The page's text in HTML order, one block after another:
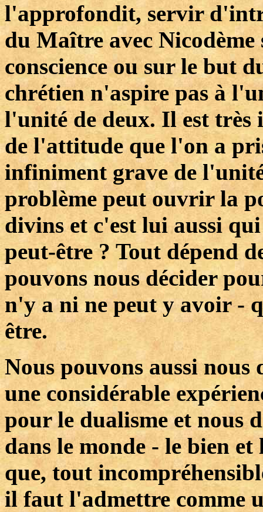
l'approfondit, servir
du Maître avec
conscience ou sur le
chrétien n'aspire pas à
l'unité de deux. Il est très
de l'attitude que l'on a
infiniment grave de
problème peut ouvrir la
divins et c'est lui aussi
peut-être ? Tout dépend
pouvons nous décider
n'y a ni ne peut y avoir -
être.
Nous pouvons aussi
une considérable
pour le dualisme et nous
dans le monde - le bien
que, tout
il faut l'admettre comme